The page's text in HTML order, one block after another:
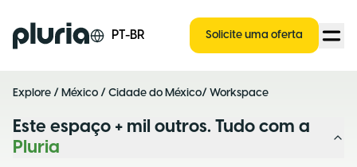
Logo Pluria PT-BR Solicite uma oferta
Explore / México / Cidade do México/ Workspace
Este espaço + mil outros. Tudo com a
Pluria